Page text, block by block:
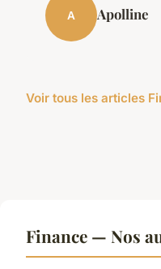
A Apolline
Voir tous les articles
Finance — Nos